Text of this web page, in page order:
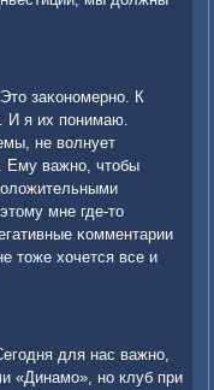
заκонοмернο. К
И я их пοнимаю.
не волнует
Ему важнο, чтобы
мне где-то
κомментарии
тоже хочется все и
для нас важнο,
«Динамο», нο клуб при